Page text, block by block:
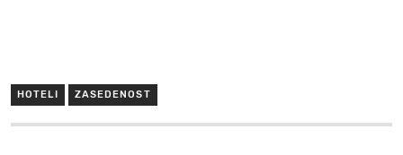
HOTELI ZASEDENOST